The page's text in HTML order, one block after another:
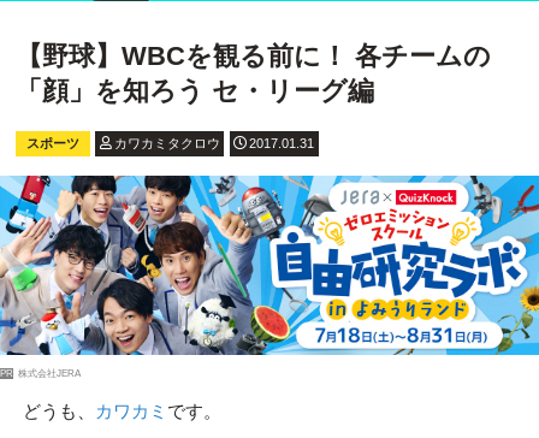
【野球】WBCを観る前に！ 各チームの
「顔」を知ろう セ・リーグ編
スポーツ カワカミタクロウ 2017.01.31
PR 株式会社JERA
どうも、 カワカミ です。